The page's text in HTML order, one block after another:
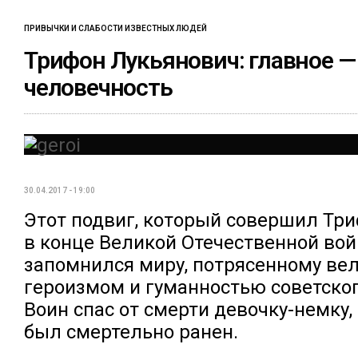
ПРИВЫЧКИ И СЛАБОСТИ ИЗВЕСТНЫХ ЛЮДЕЙ
Трифон Лукьянович: главное —
человечность
30.04.2017 - 19:00
Этот подвиг, который совершил
в конце Великой Отечественной
запомнился миру, потрясенному
героизмом и гуманностью
Воин спас от смерти девочку-
был смертельно ранен.